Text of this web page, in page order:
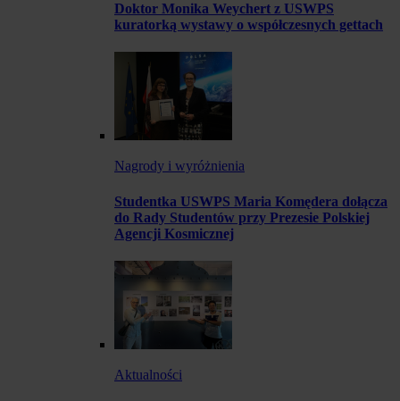
Doktor Monika Weychert z USWPS
kuratorką wystawy o współczesnych gettach
Nagrody i wyróżnienia
Studentka USWPS Maria Komędera dołącza
do Rady Studentów przy Prezesie Polskiej
Agencji Kosmicznej
Aktualności